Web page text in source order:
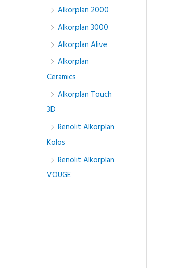
Alkorplan 2000
Alkorplan 3000
Alkorplan Alive
Alkorplan
Ceramics
Alkorplan Touch
3D
Renolit Alkorplan
Kolos
Renolit Alkorplan
VOUGE